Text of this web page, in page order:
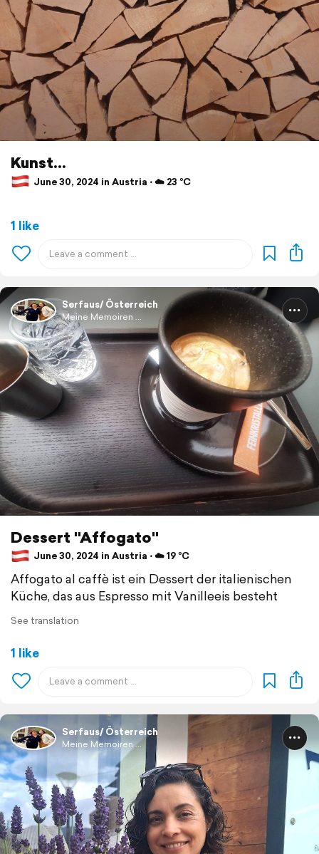
Kunst...
June 30, 2024 in Austria ⋅ ☁️ 23 °C
1 like
Serfaus/ Österreich
Meine Memoiren ...
Dessert "Affogato"
June 30, 2024 in Austria ⋅ ☁️ 19 °C
Affogato al caffè ist ein Dessert der italienischen
Küche, das aus Espresso mit Vanilleeis besteht
See translation
1 like
Serfaus/ Österreich
Meine Memoiren ...